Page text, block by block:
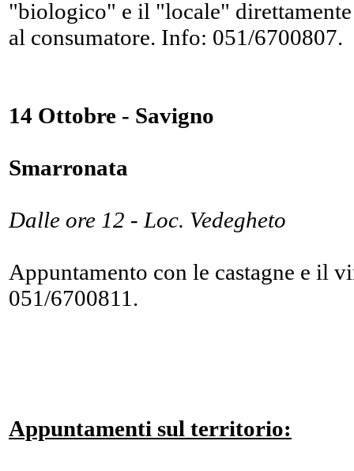
"biologico" e il "locale"
al consumatore. Info: 051/6700807.
14 Ottobre - Savigno
Smarronata
Dalle ore 12 - Loc. Vedegheto
Appuntamento con le castagne e il
051/6700811.
Appuntamenti sul territorio: